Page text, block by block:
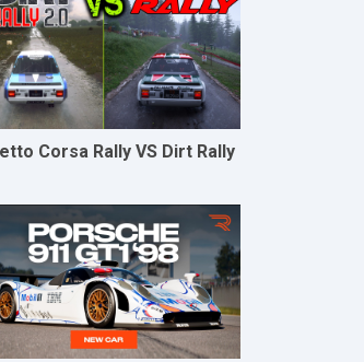
Corsa Rally VS Dirt Rally